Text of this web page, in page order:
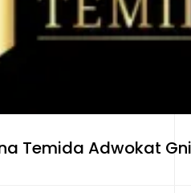
Temida Adwokat